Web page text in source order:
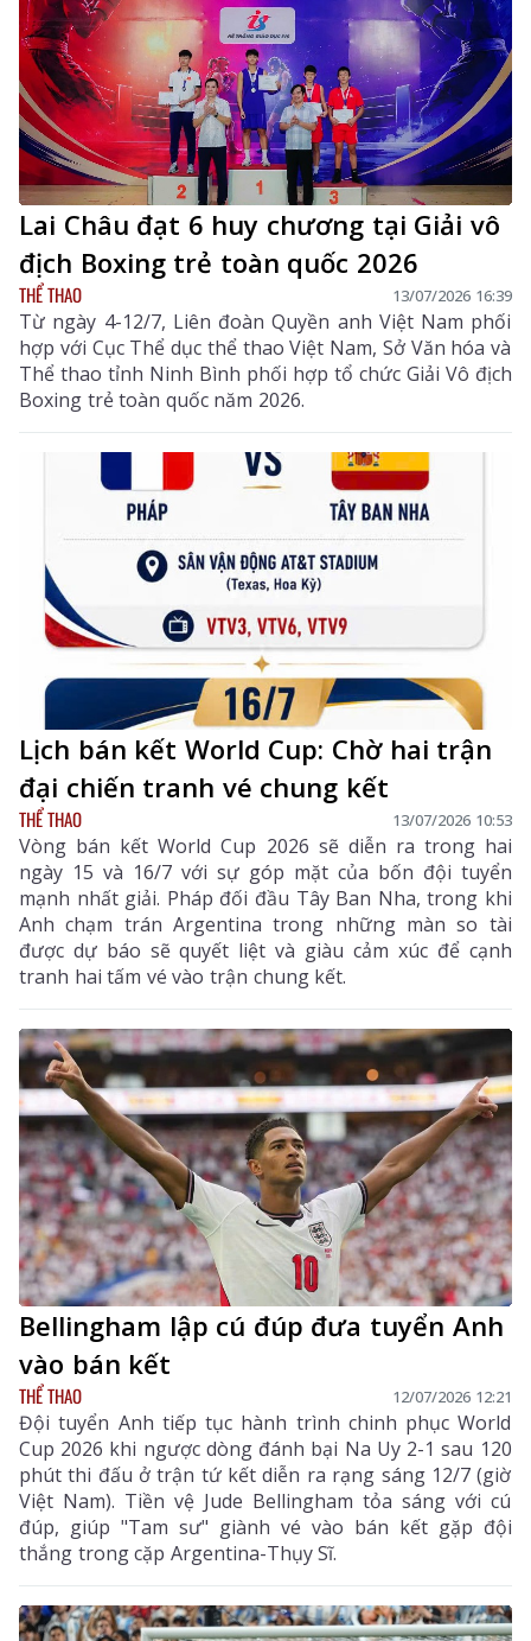
Lai Châu đạt 6 huy chương tại Giải vô
địch Boxing trẻ toàn quốc 2026
THỂ THAO 13/07/2026 16:39
Từ ngày 4-12/7, Liên đoàn Quyền anh Việt Nam phối
hợp với Cục Thể dục thể thao Việt Nam, Sở Văn hóa và
Thể thao tỉnh Ninh Bình phối hợp tổ chức Giải Vô địch
Boxing trẻ toàn quốc năm 2026.
Lịch bán kết World Cup: Chờ hai trận
đại chiến tranh vé chung kết
THỂ THAO 13/07/2026 10:53
Vòng bán kết World Cup 2026 sẽ diễn ra trong hai
ngày 15 và 16/7 với sự góp mặt của bốn đội tuyển
mạnh nhất giải. Pháp đối đầu Tây Ban Nha, trong khi
Anh chạm trán Argentina trong những màn so tài
được dự báo sẽ quyết liệt và giàu cảm xúc để cạnh
tranh hai tấm vé vào trận chung kết.
Bellingham lập cú đúp đưa tuyển Anh
vào bán kết
THỂ THAO 12/07/2026 12:21
Đội tuyển Anh tiếp tục hành trình chinh phục World
Cup 2026 khi ngược dòng đánh bại Na Uy 2-1 sau 120
phút thi đấu ở trận tứ kết diễn ra rạng sáng 12/7 (giờ
Việt Nam). Tiền vệ Jude Bellingham tỏa sáng với cú
đúp, giúp "Tam sư" giành vé vào bán kết gặp đội
thắng trong cặp Argentina-Thụy Sĩ.